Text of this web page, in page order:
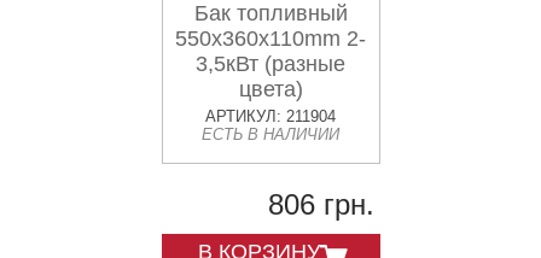
Бак топливный
550x360x110mm 2-
3,5кВт (разные
цвета)
АРТИКУЛ: 211904
ЕСТЬ В НАЛИЧИИ
806 грн.
В КОРЗИНУ